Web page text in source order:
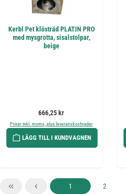
Kerbl Pet klösträd PLATIN PRO
med mysgrotta, sisalstolpar,
beige
Ordinarie pris:
666,25 kr
Priser inkl. moms, plus leveranskostnader
LÄGG TILL I KUNDVAGNEN
Sida
1 Sida
2